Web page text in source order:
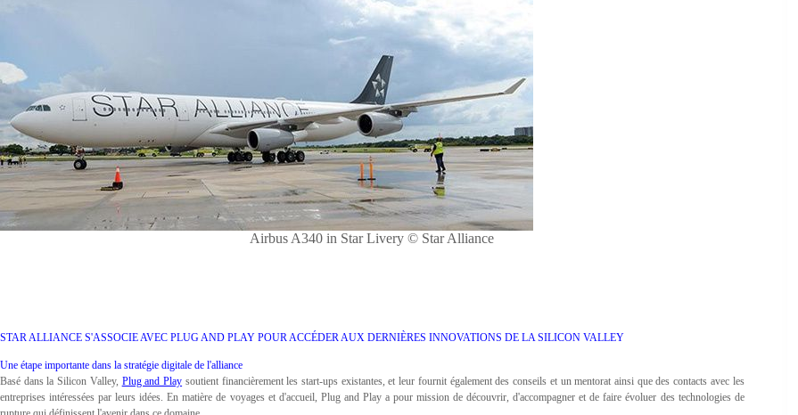
Airbus A340 in Star Livery © Star Alliance
STAR ALLIANCE S'ASSOCIE AVEC PLUG AND PLAY POUR ACCÉDER AUX DERNIÈRES INNOVATIONS DE LA SILICON VALLEY
Une étape importante dans la stratégie digitale de l'alliance
Basé dans la Silicon Valley, Plug and Play soutient financièrement les start-ups existantes, et leur fournit également des conseils et un mentorat ainsi que des contacts avec les
entreprises intéressées par leurs idées. En matière de voyages et d'accueil, Plug and Play a pour mission de découvrir, d'accompagner et de faire évoluer des technologies de